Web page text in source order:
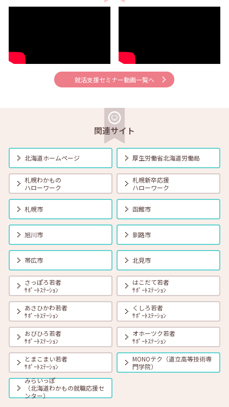
2026年05月01日(金) セミナー 在職者 学生 求職者
【オンライン】5月19日（火）どんな場面でも使える！好印象を与える
シンプルな方法 14:00～14:30
在職者
【帯広・対面】5月26日（火）就勝塾 ビジネスマナーと社会人基礎力
【オンライン】5月27日（水）ストレスとの付き合い方 14:00～14:45
2026年05月01日(金) 在職者 学生
【函館・対面】5月27日（水）就勝塾 採用につなげる応募書類の書き
方-Ⅱ 13:30～14:30
就活支援セミナー動画一覧へ
関連サイト
北海道ホームページ 厚生労働省北海道労働局
札幌わかもの
ハローワーク
札幌新卒応援
ハローワーク
札幌市 函館市
旭川市 釧路市
帯広市 北見市
さっぽろ若者
ｻﾎﾟｰﾄｽﾃｰｼｮﾝ
はこだて若者
ｻﾎﾟｰﾄｽﾃｰｼｮﾝ
あさひかわ若者
ｻﾎﾟｰﾄｽﾃｰｼｮﾝ
くしろ若者
ｻﾎﾟｰﾄｽﾃｰｼｮﾝ
おびひろ若者
ｻﾎﾟｰﾄｽﾃｰｼｮﾝ
オホーツク若者
ｻﾎﾟｰﾄｽﾃｰｼｮﾝ
とまこまい若者
ｻﾎﾟｰﾄｽﾃｰｼｮﾝ
MONOテク（道立高等技術専
門学院）
みらいっぽ
（北海道わかもの就職応援セ
ンター）